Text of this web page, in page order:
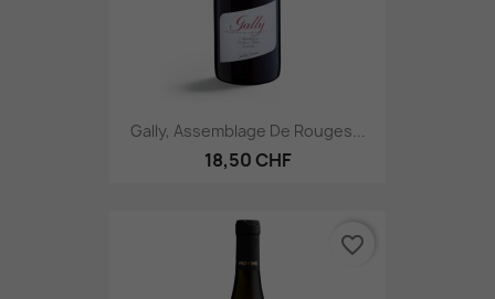
Gally, Assemblage De Rouges...
18,50 CHF
favorite_border